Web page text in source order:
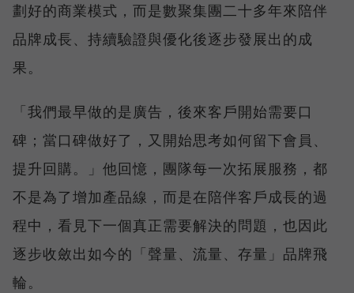
劃好的商業模式，而是數聚集團二十多年來陪伴
品牌成長、持續驗證與優化後逐步發展出的成
果。
「我們最早做的是廣告，後來客戶開始需要口
碑；當口碑做好了，又開始思考如何留下會員、
提升回購。」他回憶，團隊每一次拓展服務，都
不是為了增加產品線，而是在陪伴客戶成長的過
程中，看見下一個真正需要解決的問題，也因此
逐步收斂出如今的「聲量、流量、存量」品牌飛
輪。